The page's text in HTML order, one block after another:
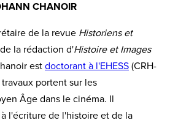
CHANOIR
de la revue Historiens et
la rédaction d'Histoire et Images
est doctorant à l'EHESS (CRH-
portent sur les
Âge dans le cinéma. Il
l'écriture de l'histoire et de la